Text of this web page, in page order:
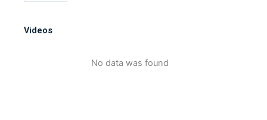
y
Videos
No data was found